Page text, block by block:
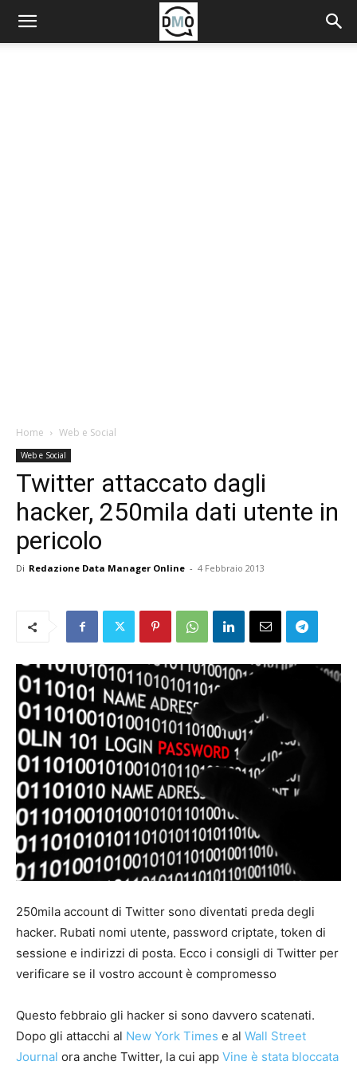
Home Web e Social
Web e Social
Twitter attaccato dagli
hacker, 250mila dati utente in
pericolo
Di Redazione Data Manager Online - 4 Febbraio 2013
250mila account di Twitter sono diventati preda degli
hacker. Rubati nomi utente, password criptate, token di
sessione e indirizzi di posta. Ecco i consigli di Twitter per
verificare se il vostro account è compromesso
Questo febbraio gli hacker si sono davvero scatenati.
Dopo gli attacchi al New York Times e al Wall Street
Journal ora anche Twitter, la cui app Vine è stata bloccata